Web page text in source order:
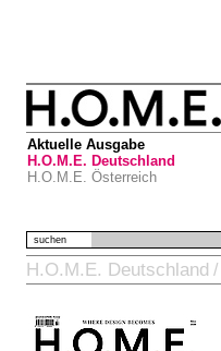
Aktuelle Ausgabe
H.O.M.E. Deutschland
H.O.M.E. Österreich
suchen
H.O.M.E. Deutschland /